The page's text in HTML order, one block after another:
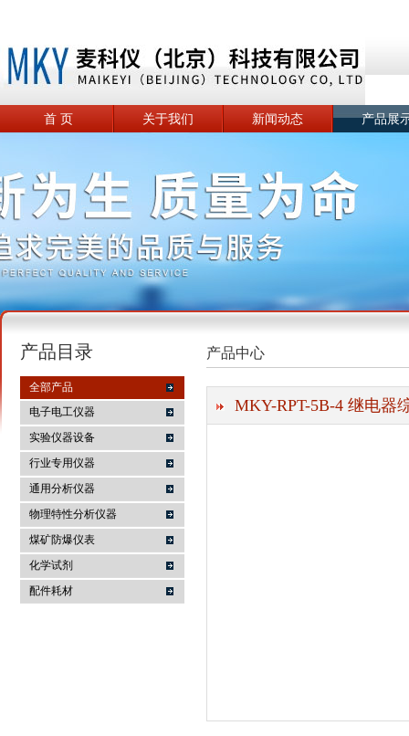
麦科仪（北京）科技有限公司
首 页 关于我们 新闻动态 产品展
产品目录
全部产品
电子电工仪器
实验仪器设备
行业专用仪器
通用分析仪器
物理特性分析仪器
煤矿防爆仪表
化学试剂
配件耗材
产品中心
MKY-RPT-5B-4 继电器